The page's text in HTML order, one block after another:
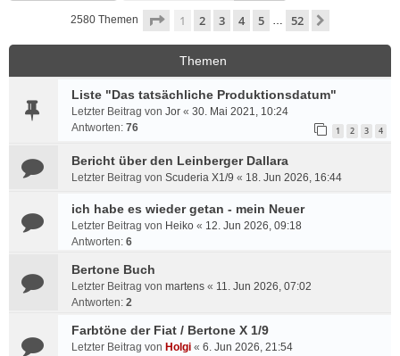
2580 Themen Seite 1von 52
1 2 3 4 5 … 52
Themen
Liste "Das tatsächliche Produktionsdatum"
Letzter Beitrag von Jor « 30. Mai 2021, 10:24
Antworten: 76 1 2 3 4
Bericht über den Leinberger Dallara
Letzter Beitrag von Scuderia X1/9 « 18. Jun 2026, 16:44
ich habe es wieder getan - mein Neuer
Letzter Beitrag von Heiko « 12. Jun 2026, 09:18
Antworten: 6
Bertone Buch
Letzter Beitrag von martens « 11. Jun 2026, 07:02
Antworten: 2
Farbtöne der Fiat / Bertone X 1/9
Letzter Beitrag von Holgi « 6. Jun 2026, 21:54